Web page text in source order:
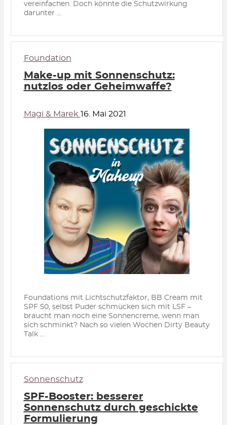
vereinfachen. Doch könnte die Schutzwirkung
darunter ...
Foundation
Make-up mit Sonnenschutz:
nutzlos oder Geheimwaffe?
Magi & Marek 16. Mai 2021
Foundations mit Lichtschutzfaktor, BB Cream mit
SPF 50, selbst Puder schmücken sich mit LSF –
braucht man noch eine Sonnencreme, wenn man
sich schminkt? Nach so vielen Wochen Dirty Beauty
Talk ...
Sonnenschutz
SPF-Booster: besserer
Sonnenschutz durch geschickte
Formulierung